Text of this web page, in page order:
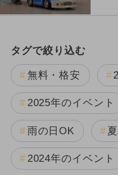
タグで絞り込む
無料・格安
2025年のイベント
雨の日OK
2024年のイベント